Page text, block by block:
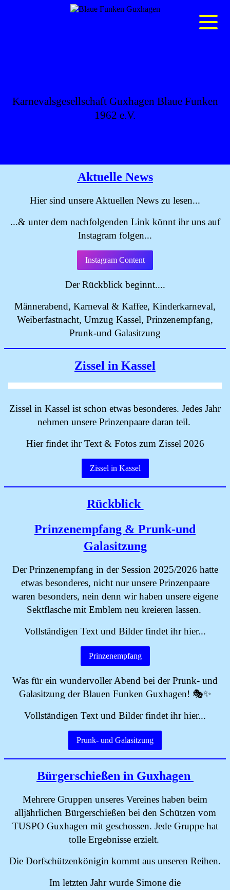
Karnevalsgesellschaft Guxhagen Blaue Funken
1962 e.V.
Aktuelle News
Hier sind unsere Aktuellen News zu lesen...
...& unter dem nachfolgenden Link könnt ihr uns auf
Instagram folgen...
Instagram Content
Der Rückblick beginnt....
Männerabend, Karneval & Kaffee, Kinderkarneval,
Weiberfastnacht, Umzug Kassel, Prinzenempfang,
Prunk-und Galasitzung
Zissel in Kassel
Zissel in Kassel ist schon etwas besonderes. Jedes Jahr
nehmen unsere Prinzenpaare daran teil.
Hier findet ihr Text & Fotos zum Zissel 2026
Zissel in Kassel
Rückblick
Prinzenempfang & Prunk-und
Galasitzung
Der Prinzenempfang in der Session 2025/2026 hatte
etwas besonderes, nicht nur unsere Prinzenpaare
waren besonders, nein denn wir haben unsere eigene
Sektflasche mit Emblem neu kreieren lassen.
Vollständigen Text und Bilder findet ihr hier...
Prinzenempfang
Was für ein wundervoller Abend bei der Prunk- und
Galasitzung der Blauen Funken Guxhagen! 🎭✨
Vollständigen Text und Bilder findet ihr hier...
Prunk- und Galasitzung
Bürgerschießen in Guxhagen
Mehrere Gruppen unseres Vereines haben beim
alljährlichen Bürgerschießen bei den Schützen vom
TUSPO Guxhagen mit geschossen. Jede Gruppe hat
tolle Ergebnisse erzielt.
Die Dorfschützenkönigin kommt aus unseren Reihen.
Im letzten Jahr wurde Simone die